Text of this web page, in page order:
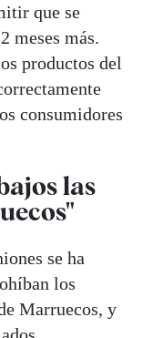
que se
meses más.
productos del
consumidores
las
se ha
los
Marruecos, y